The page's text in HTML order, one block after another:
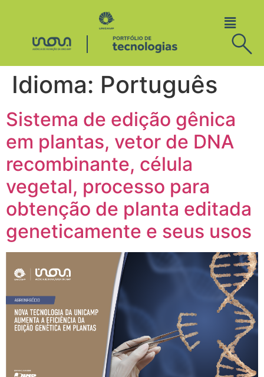
Idioma: Português
Sistema de edição gênica
em plantas, vetor de DNA
recombinante, célula
vegetal, processo para
obtenção de planta editada
geneticamente e seus usos